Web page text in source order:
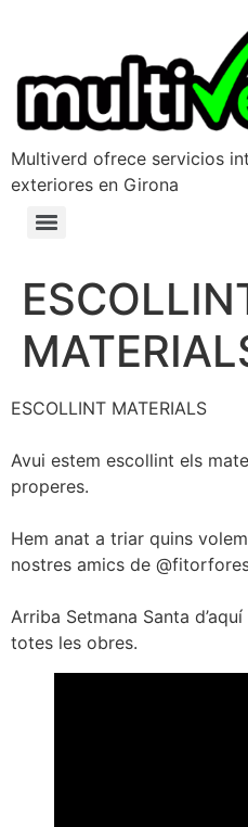
Multiverd ofrece servicios
exteriores en Girona
ESCOLLINT MATERIALS
Avui estem escollint els
properes.
Hem anat a triar quins
nostres amics de
Arriba Setmana Santa
totes les obres.